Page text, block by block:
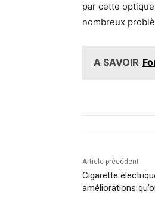
par cette
nombreux
A SAVOIR
Article précédent
Cigarette
améliorations